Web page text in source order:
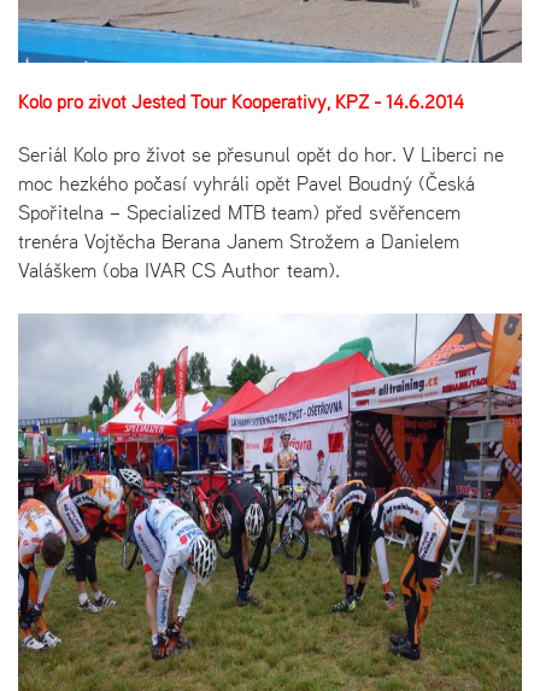
Kolo pro život Ještěd Tour Kooperativy, KPŽ - 14.6.2014
Seriál Kolo pro život se přesunul opět do hor. V Liberci ne
moc hezkého počasí vyhráli opět Pavel Boudný (Česká
Spořitelna – Specialized MTB team) před svěřencem
trenéra Vojtěcha Berana Janem Strožem a Danielem
Valáškem (oba IVAR CS Author team).